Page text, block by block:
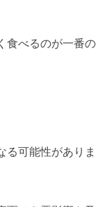
食べるのが一番の
る可能性がありま